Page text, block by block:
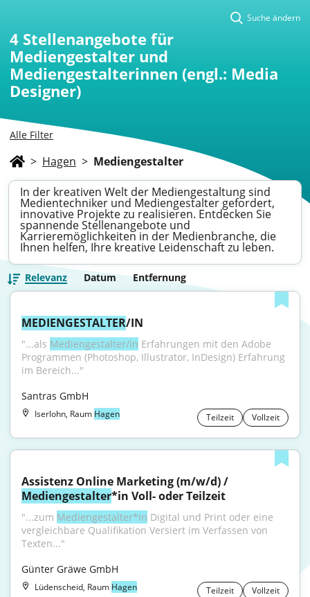
Alle Filter
Suche ändern
4 Stellenangebote für
Mediengestalter und
Mediengestalterinnen (engl.: Media
Designer)
> Hagen > Mediengestalter
In der kreativen Welt der Mediengestaltung sind
Medientechniker und Mediengestalter gefordert,
innovative Projekte zu realisieren. Entdecken Sie
spannende Stellenangebote und
Karrieremöglichkeiten in der Medienbranche, die
Ihnen helfen, Ihre kreative Leidenschaft zu leben.
Relevanz Datum Entfernung
MEDIENGESTALTER/IN
"...als Mediengestalter/in Erfahrungen mit den Adobe
Programmen (Photoshop, Illustrator, InDesign) Erfahrung
im Bereich..."
Santras GmbH
Iserlohn, Raum Hagen Teilzeit Vollzeit
Mediengestalter*in Voll- oder Teilzeit
"...zum Mediengestalter*in Digital und Print oder eine
vergleichbare Qualifikation Versiert im Verfassen von
Texten..."
Günter Gräwe GmbH
Lüdenscheid, Raum Hagen Teilzeit Vollzeit